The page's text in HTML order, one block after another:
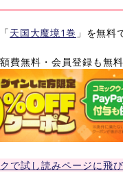
天国大魔境1巻 」を無料
費無料・会員登録も無
で試し読みページに飛